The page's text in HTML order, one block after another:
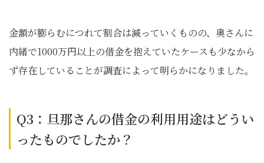
金額が膨らむにつれて割合は減っていくものの、奥さんに
内緒で1000万円以上の借金を抱えていたケースも少なから
ず存在していることが調査によって明らかになりました。
Q3：旦那さんの借金の利用用途はどうい
ったものでしたか？